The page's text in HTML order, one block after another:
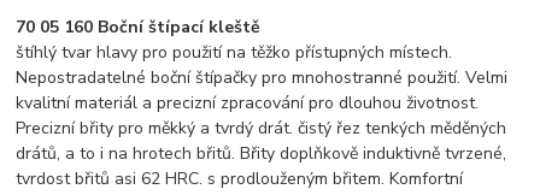
70 05 160 Boční štípací kleště
štíhlý tvar hlavy pro použití na těžko přístupných místech.
Nepostradatelné boční štípačky pro mnohostranné použití. Velmi
kvalitní materiál a precizní zpracování pro dlouhou životnost.
Precizní břity pro měkký a tvrdý drát. čistý řez tenkých měděných
drátů, a to i na hrotech břitů. Břity doplňkově induktivně tvrzené,
tvrdost břitů asi 62 HRC. s prodlouženým břitem. Komfortní